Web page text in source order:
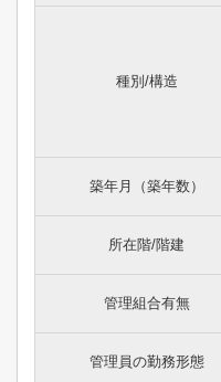
種別/構造
築年月（築年数）
所在階/階建
管理組合有無
管理員の勤務形態